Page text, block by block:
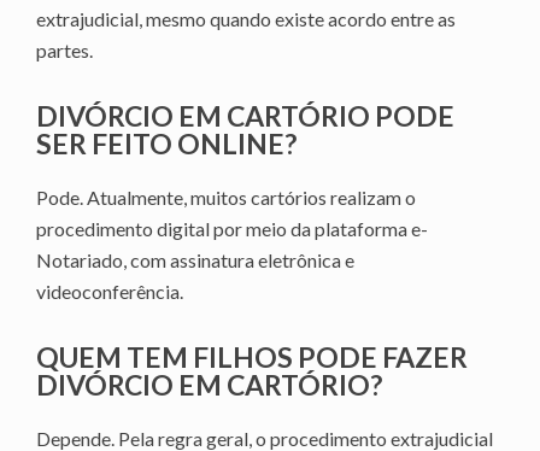
extrajudicial, mesmo quando existe acordo entre as
partes.
DIVÓRCIO EM CARTÓRIO PODE
SER FEITO ONLINE?
Pode. Atualmente, muitos cartórios realizam o
procedimento digital por meio da plataforma e-
Notariado, com assinatura eletrônica e
videoconferência.
QUEM TEM FILHOS PODE FAZER
DIVÓRCIO EM CARTÓRIO?
Depende. Pela regra geral, o procedimento extrajudicial